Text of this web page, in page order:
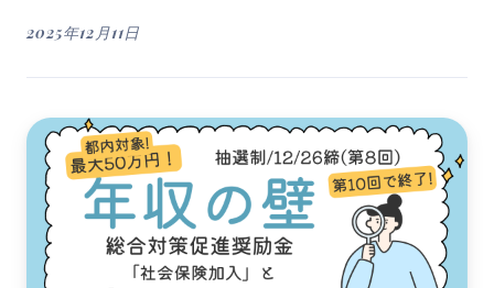
2025年12月11日